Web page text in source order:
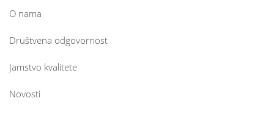
O nama
Društvena odgovornost
Jamstvo kvalitete
Novosti